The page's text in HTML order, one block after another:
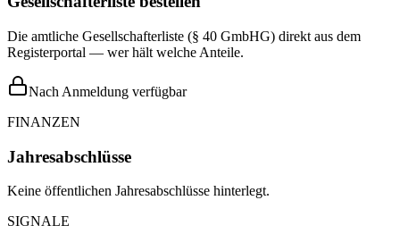
Die amtliche Gesellschafterliste (§ 40 GmbHG) direkt aus dem
Registerportal — wer hält welche Anteile.
Nach Anmeldung verfügbar
FINANZEN
Jahresabschlüsse
Keine öffentlichen Jahresabschlüsse hinterlegt.
SIGNALE